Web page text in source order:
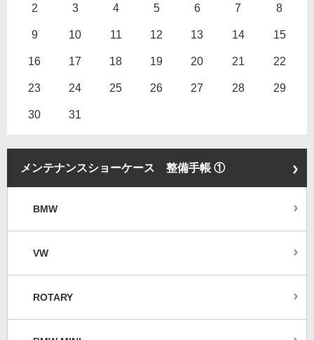
2 3 4 5 6 7 8
9 10 11 12 13 14 15
16 17 18 19 20 21 22
23 24 25 26 27 28 29
30 31
メンテナンスショーケース 整備手帳 ①
BMW
VW
ROTARY